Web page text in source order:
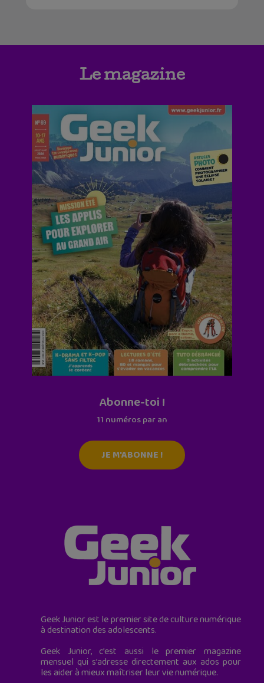
Le magazine
Abonne-toi !
11 numéros par an
JE M'ABONNE !
Geek Junior est le premier site de culture numérique
à destination des adolescents.
Geek Junior, c’est aussi le premier magazine
mensuel qui s’adresse directement aux ados pour
les aider à mieux maîtriser leur vie numérique.